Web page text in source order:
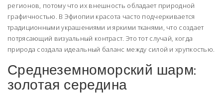
регионов, потому что их внешность обладает природной
графичностью. В Эфиопии красота часто подчеркивается
традиционными украшениями и яркими тканями, что создает
потрясающий визуальный контраст. Это тот случай, когда
природа создала идеальный баланс между силой и хрупкостью.
Среднеземноморский шарм:
золотая середина